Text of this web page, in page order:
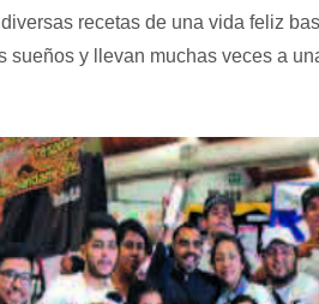
recetas de una vida feliz
sueños y llevan muchas veces a